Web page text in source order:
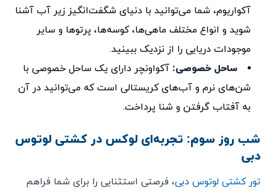
آکواریوم، شما می‌توانید با دنیای شگفت‌انگیز زیر آب آشنا
شوید و انواع مختلف ماهی‌ها، کوسه‌ها، پرتوها و سایر
موجودات دریایی را از نزدیک ببینید.
ساحل خصوصی: آکواونچر دارای یک ساحل خصوصی با
شن‌های نرم و آب‌های کریستالی است که می‌توانید در آن
به آفتاب گرفتن و شنا پرداخت.
شب روز سوم: تجربه‌ای لوکس در کشتی لوتوس
دبی
تور کشتی لوتوس دبی، فرصتی استثنایی را برای شما فراهم